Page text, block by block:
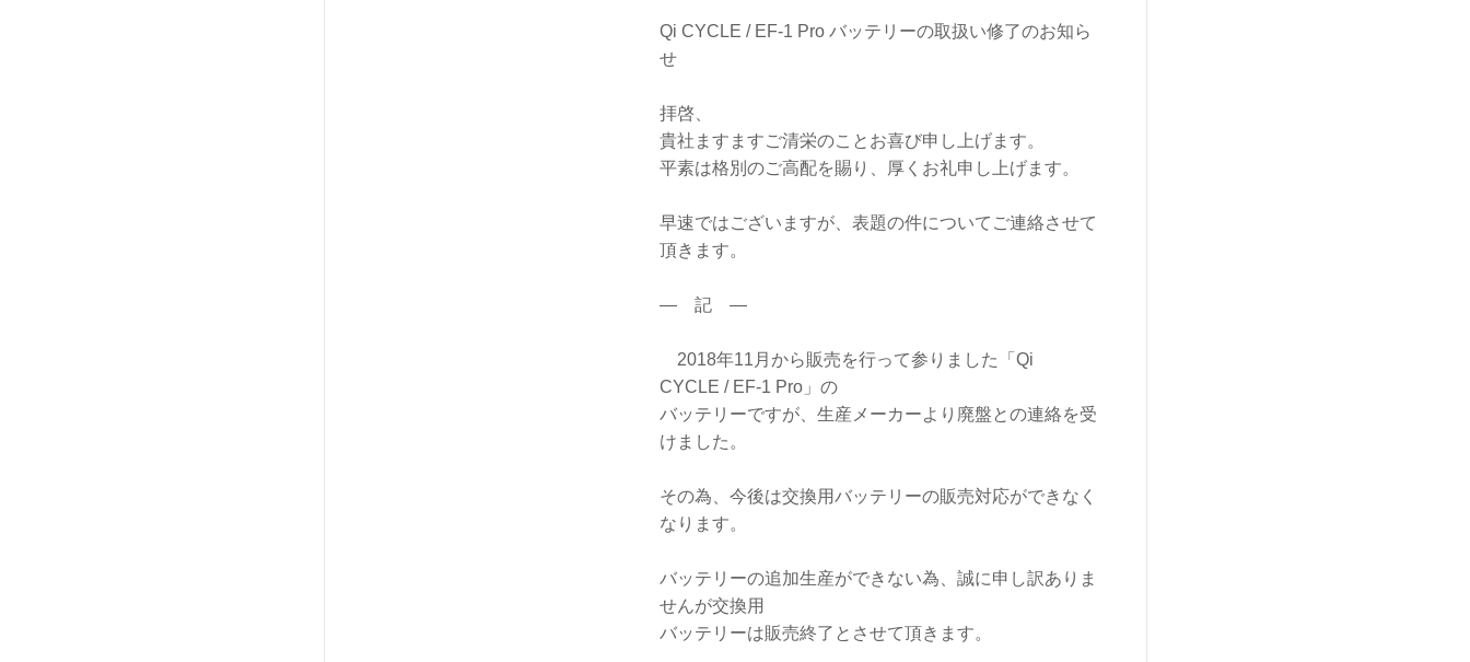
Qi CYCLE / EF-1 Pro バッテリーの取扱い修了のお知ら
せ
拝啓、
貴社ますますご清栄のことお喜び申し上げます。
平素は格別のご高配を賜り、厚くお礼申し上げます。
早速ではございますが、表題の件についてご連絡させて
頂きます。
― 記 ―
2018年11月から販売を行って参りました「Qi
CYCLE / EF-1 Pro」の
バッテリーですが、生産メーカーより廃盤との連絡を受
けました。
その為、今後は交換用バッテリーの販売対応ができなく
なります。
バッテリーの追加生産ができない為、誠に申し訳ありま
せんが交換用
バッテリーは販売終了とさせて頂きます。